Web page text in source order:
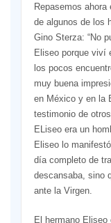
Repasemos
de algunos de los
Gino Sterza: “No
Eliseo porque viví
los pocos
muy buena
en México y en la
testimonio de
ELiseo era un
Eliseo lo
día completo de
descansaba, sino
ante la Virgen.
El hermano Eliseo